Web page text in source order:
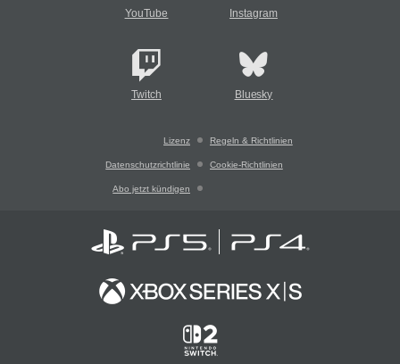
YouTube Instagram
Twitch Bluesky
Lizenz Regeln & Richtlinien
Datenschutzrichtlinie Cookie-Richtlinien
Abo jetzt kündigen